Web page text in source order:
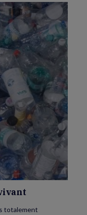
totalement